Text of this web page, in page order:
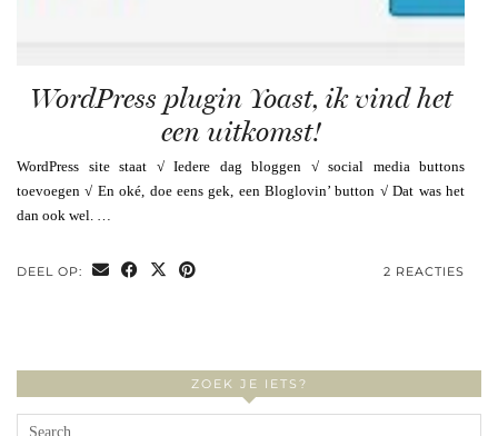
WordPress plugin Yoast, ik vind het
een uitkomst!
WordPress site staat √ Iedere dag bloggen √ social media buttons
toevoegen √ En oké, doe eens gek, een Bloglovin’ button √ Dat was het
dan ook wel. …
DEEL OP: 2 REACTIES
ZOEK JE IETS?